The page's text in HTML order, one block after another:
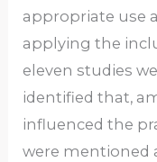
appropriate use
applying the
eleven studies
identified that,
influenced the
were mentioned